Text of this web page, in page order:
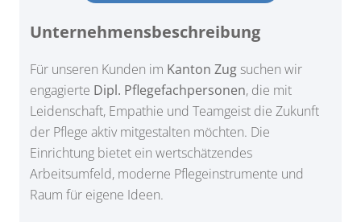
Unternehmensbeschreibung
Für unseren Kunden im Kanton Zug suchen wir
engagierte Dipl. Pflegefachpersonen, die mit
Leidenschaft, Empathie und Teamgeist die Zukunft
der Pflege aktiv mitgestalten möchten. Die
Einrichtung bietet ein wertschätzendes
Arbeitsumfeld, moderne Pflegeinstrumente und
Raum für eigene Ideen.